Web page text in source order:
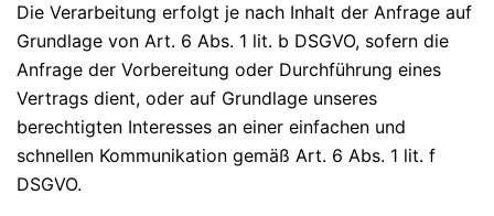
Die Verarbeitung erfolgt je nach Inhalt der Anfrage auf
Grundlage von Art. 6 Abs. 1 lit. b DSGVO, sofern die
Anfrage der Vorbereitung oder Durchführung eines
Vertrags dient, oder auf Grundlage unseres
berechtigten Interesses an einer einfachen und
schnellen Kommunikation gemäß Art. 6 Abs. 1 lit. f
DSGVO.